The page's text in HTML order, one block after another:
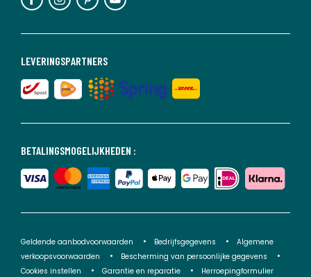
BETALINGSMOGELIJKHEDEN :
LEVERINGSPARTNERS
Geldende aanbodvoorwaarden Bedrijfsgegevens
Algemene
verkoopsvoorwaarden
Bescherming van persoonlijke gegevens
Cookies instellen
Garantie en reparatie Herroepingformulier